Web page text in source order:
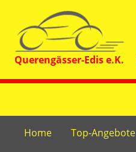
Home Top-Angebote